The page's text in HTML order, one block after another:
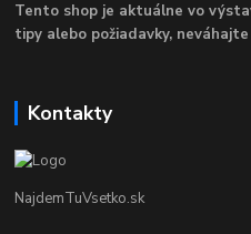
Tento shop je aktuálne vo
tipy alebo požiadavky,
Kontakty
NajdemTuVsetko.sk